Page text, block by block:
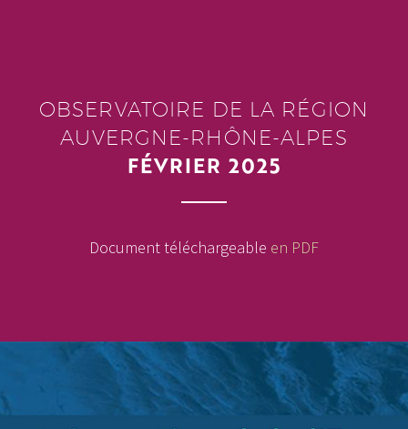
OBSERVATOIRE DE LA RÉGION
AUVERGNE-RHÔNE-ALPES
FÉVRIER 2025
Document téléchargeable en PDF